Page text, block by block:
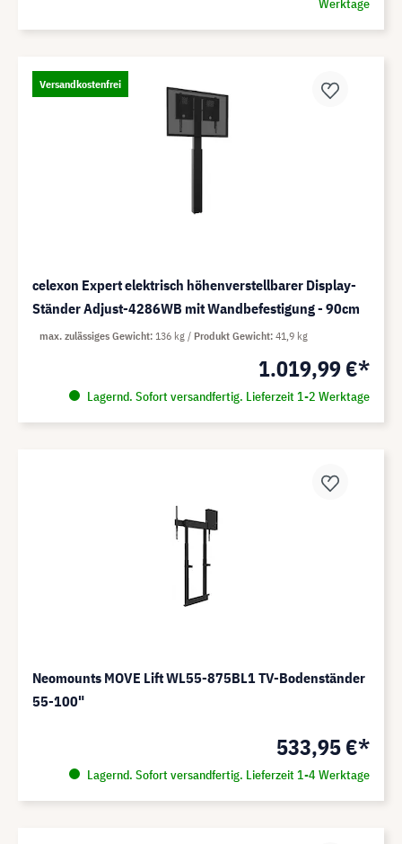
Werktage
Versandkostenfrei
celexon Expert elektrisch höhenverstellbarer Display-
Ständer Adjust-4286WB mit Wandbefestigung - 90cm
1.019,99 €*
Lagernd. Sofort versandfertig. Lieferzeit 1-2 Werktage
max. zulässiges Gewicht 136 kg Produkt Gewicht 41,9 kg
Neomounts MOVE Lift WL55-875BL1 TV-Bodenständer
55-100"
533,95 €*
Lagernd. Sofort versandfertig. Lieferzeit 1-4 Werktage